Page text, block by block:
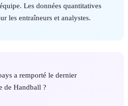
Les données quantitatives
les entraîneurs et analystes.
a remporté le dernier
de Handball ?